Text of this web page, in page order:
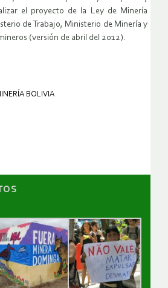
el proyecto de la Ley de Minería
de Trabajo, Ministerio de Minería y
(versión de abril del 2012).
BOLIVIA